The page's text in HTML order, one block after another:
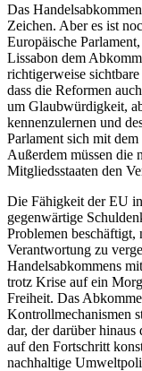
Das
Zeichen. Aber es ist
Europäische
Lissabon dem
richtigerweise
dass die Reformen
um Glaubwürdigkeit,
kennenzulernen und
Parlament sich mit
Außerdem müssen die
Mitgliedsstaaten den
Die Fähigkeit der EU
gegenwärtige
Problemen
Verantwortung zu
Handelsabkommens
trotz Krise auf ein
Freiheit. Das
Kontrollmechanismen
dar, der darüber
auf den Fortschritt
nachhaltige